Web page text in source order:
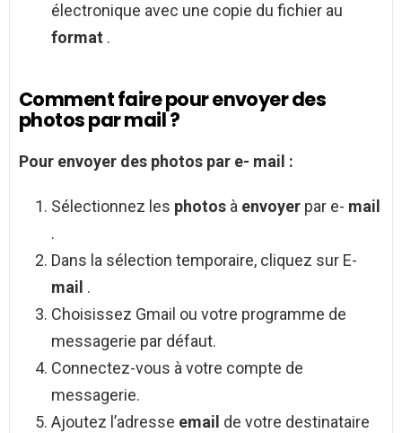
électronique avec une copie du fichier au
format .
Comment faire pour envoyer des
photos par mail ?
Pour envoyer des photos par e- mail :
Sélectionnez les photos à envoyer par e- mail
.
Dans la sélection temporaire, cliquez sur E-
mail .
Choisissez Gmail ou votre programme de
messagerie par défaut.
Connectez-vous à votre compte de
messagerie.
Ajoutez l’adresse email de votre destinataire